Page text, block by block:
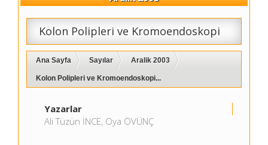
Kolon Polipleri ve Kromoendoskopi
Ana Sayfa Sayılar Aralik 2003
Kolon Polipleri ve Kromoendoskopi...
Yazarlar
Ali Tüzün İNCE, Oya ÖVÜNÇ